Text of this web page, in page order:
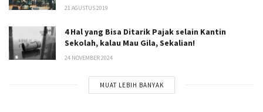
21 AGUSTUS 2019
4 Hal yang Bisa Ditarik Pajak selain Kantin
Sekolah, kalau Mau Gila, Sekalian!
24 NOVEMBER 2024
MUAT LEBIH BANYAK